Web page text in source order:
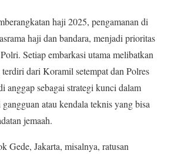
haji 2025, pengamanan di
haji dan bandara, menjadi prioritas
Setiap embarkasi utama melibatkan
dari Koramil setempat dan Polres
anggap sebagai strategi kunci dalam
atau kendala teknis yang bisa
jemaah.
Gede, Jakarta, misalnya, ratusan